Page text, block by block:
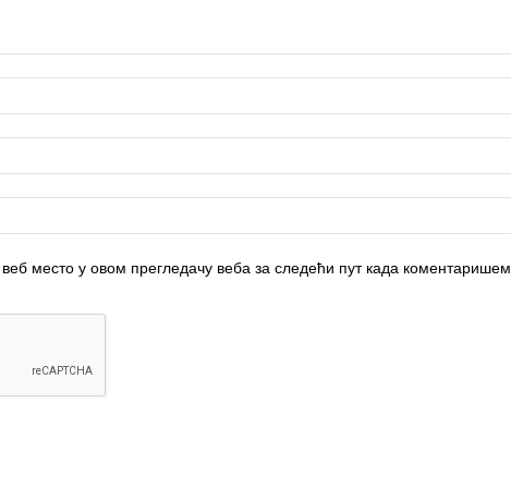
место у овом прегледачу веба за следећи пут када коментаришем.